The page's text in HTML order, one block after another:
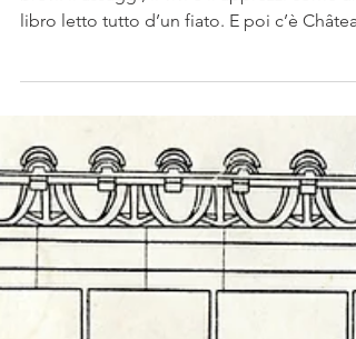
della luce
libro letto tutto d’un fiato. E poi c’è
d’Yquem. Non un semplice vino, ma una
lingua segreta che parla con un alfabeto
tutto suo, fatto di luce, tempo e silenzi
dorati.